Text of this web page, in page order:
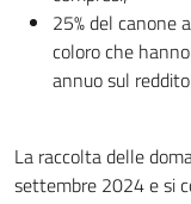
25% del canone
coloro che
annuo sul
La raccolta delle
settembre 2024 e si